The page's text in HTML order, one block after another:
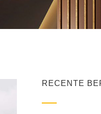
RECENTE